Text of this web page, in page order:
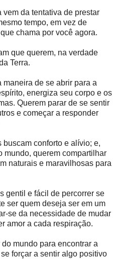
da tentativa de prestar
tempo, em vez de
chama por você agora.
que querem, na verdade
Terra.
maneira de se abrir para a
energiza seu corpo e os
Querem parar de se sentir
e começar a responder
conforto e alívio; e,
mundo, querem compartilhar
naturais e maravilhosas para
gentil e fácil de percorrer se
ser quem deseja ser em um
se da necessidade de mudar
amor a cada respiração.
mundo para encontrar a
forçar a sentir algo positivo